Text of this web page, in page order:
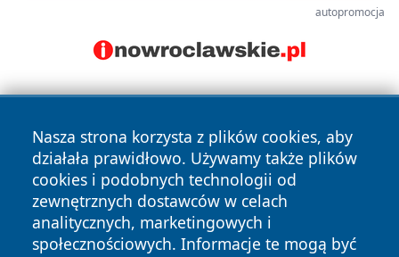
autopromocja
Nasza strona korzysta z plików cookies, aby
działała prawidłowo. Używamy także plików
cookies i podobnych technologii od
zewnętrznych dostawców w celach
analitycznych, marketingowych i
społecznościowych. Informacje te mogą być
Copyright © 2026 wrotatarnowa.pl Wszystkie prawa
zastrzeżone.